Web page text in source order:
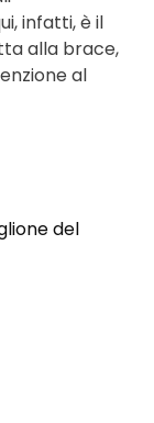
infatti, è il
alla brace,
al
del